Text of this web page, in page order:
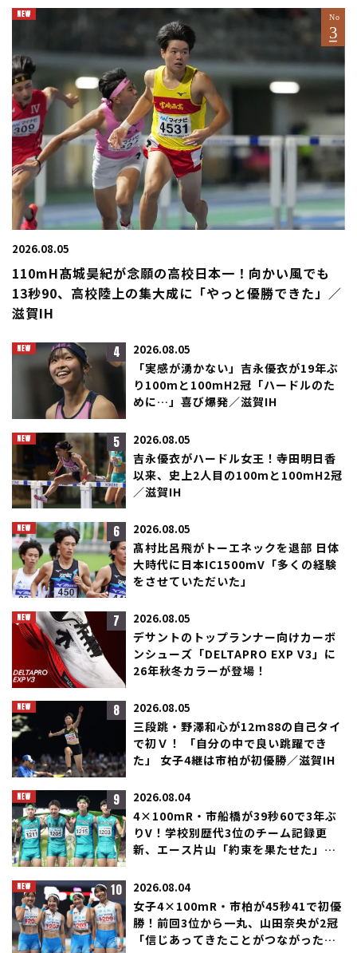
2026.08.05
110mH髙城昊紀が念願の高校日本一！向かい風でも
13秒90、高校陸上の集大成に「やっと優勝できた」／
滋賀IH
4 2026.08.05
「実感が湧かない」吉永優衣が19年ぶ
り100mと100mH2冠「ハードルのた
めに…」喜び爆発／滋賀IH
5 2026.08.05
吉永優衣がハードル女王！寺田明日香
以来、史上2人目の100mと100mH2冠
／滋賀IH
6 2026.08.05
髙村比呂飛がトーエネックを退部 日体
大時代に日本IC1500mV「多くの経験
をさせていただいた」
7 2026.08.05
デサントのトップランナー向けカーボ
ンシューズ「DELTAPRO EXP V3」に
26年秋冬カラーが登場！
8 2026.08.05
三段跳・野澤和心が12m88の自己タイ
で初Ｖ！ 「自分の中で良い跳躍でき
た」 女子4継は市柏が初優勝／滋賀IH
9 2026.08.04
4×100mR・市船橋が39秒60で3年ぶ
りV！学校別歴代3位のチーム記録更
新、エース片山「約束を果たせた」／
10 2026.08.04
女子4×100mR・市柏が45秒41で初優
勝！前回3位から一丸、山田奈央が2冠
「信じあってきたことがつながった」